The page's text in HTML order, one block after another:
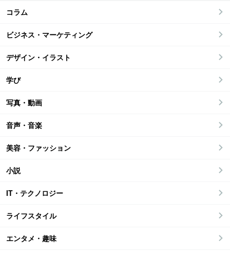
コラム
ビジネス・マーケティング
デザイン・イラスト
学び
写真・動画
音声・音楽
美容・ファッション
小説
IT・テクノロジー
ライフスタイル
エンタメ・趣味